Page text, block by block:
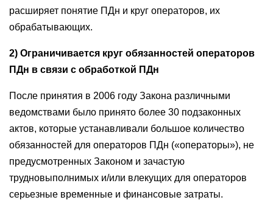
расширяет понятие ПДн и круг операторов, их
обрабатывающих.
2) Ограничивается круг обязанностей операторов
ПДн в связи с обработкой ПДн
После принятия в 2006 году Закона различными
ведомствами было принято более 30 подзаконных
актов, которые устанавливали большое количество
обязанностей для операторов ПДн («операторы»), не
предусмотренных Законом и зачастую
трудновыполнимых и/или влекущих для операторов
серьезные временные и финансовые затраты.